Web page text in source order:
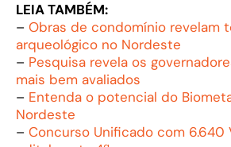
LEIA TAMBÉM:
– Obras de condomínio revelam
arqueológico no Nordeste
– Pesquisa revela os
mais bem avaliados
– Entenda o potencial do
Nordeste
– Concurso Unificado com 6.640